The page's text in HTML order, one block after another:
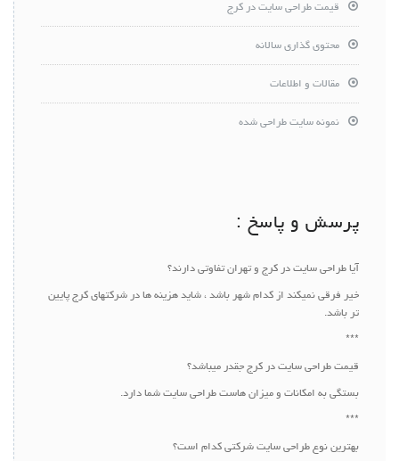
قیمت طراحی سایت در کرج
محتوی گذاری سالانه
مقالات و اطلاعات
نمونه سایت طراحی شده
پرسش و پاسخ :
آیا طراحی سایت در کرج و تهران تفاوتی دارند؟
خیر فرقی نمیکند از کدام شهر باشد ، شاید هزینه ها در شرکتهای کرج پایین
تر باشد.
***
قیمت طراحی سایت در کرج جقدر میباشد؟
بستگی به امکانات و میزان هاست طراحی سایت شما دارد.
***
بهترین نوع طراحی سایت شرکتی کدام است؟